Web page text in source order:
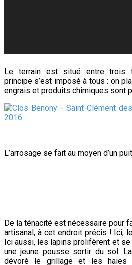
Le terrain est situé entre trois
principe s’est imposé à tous : on
engrais et produits chimiques sont
L’arrosage se fait au moyen d’un
De la ténacité est nécessaire pour
artisanal, à cet endroit précis ! Ici,
Ici aussi, les lapins prolifèrent et se
une jeune pousse sortir du sol.
dévoré le grillage et les haies